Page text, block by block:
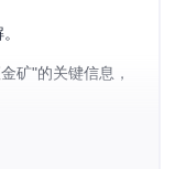
矿"的关键信息，